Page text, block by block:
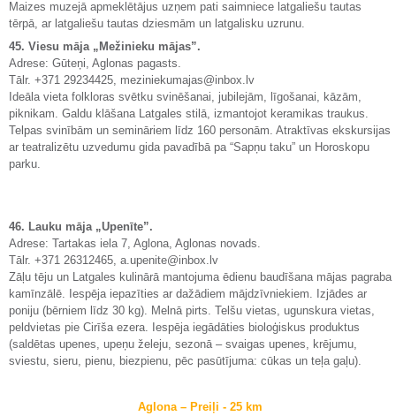
Maizes muzejā apmeklētājus uzņem pati saimniece latgaliešu tautas
tērpā, ar latgaliešu tautas dziesmām un latgalisku uzrunu.
45. Viesu māja „Mežinieku mājas”.
Adrese: Gūteņi, Aglonas pagasts.
Tālr. +371 29234425, meziniekumajas@inbox.lv
Ideāla vieta folkloras svētku svinēšanai, jubilejām, līgošanai, kāzām,
piknikam. Galdu klāšana Latgales stilā, izmantojot keramikas traukus.
Telpas svinībām un semināriem līdz 160 personām. Atraktīvas ekskursijas
ar teatralizētu uzvedumu gida pavadībā pa “Sapņu taku” un Horoskopu
parku.
46. Lauku māja „Upenīte”.
Adrese: Tartakas iela 7, Aglona, Aglonas novads.
Tālr. +371 26312465, a.upenite@inbox.lv
Zāļu tēju un Latgales kulinārā mantojuma ēdienu baudīšana mājas pagraba
kamīnzālē. Iespēja iepazīties ar dažādiem mājdzīvniekiem. Izjādes ar
poniju (bērniem līdz 30 kg). Melnā pirts. Telšu vietas, ugunskura vietas,
peldvietas pie Cirīša ezera. Iespēja iegādāties bioloģiskus produktus
(saldētas upenes, upeņu želeju, sezonā – svaigas upenes, krējumu,
sviestu, sieru, pienu, biezpienu, pēc pasūtījuma: cūkas un teļa gaļu).
Aglona – Preiļi - 25 km